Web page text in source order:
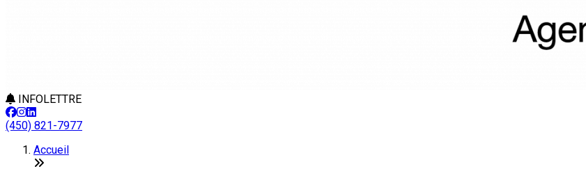
INFOLETTRE
(450) 821-7977
Accueil